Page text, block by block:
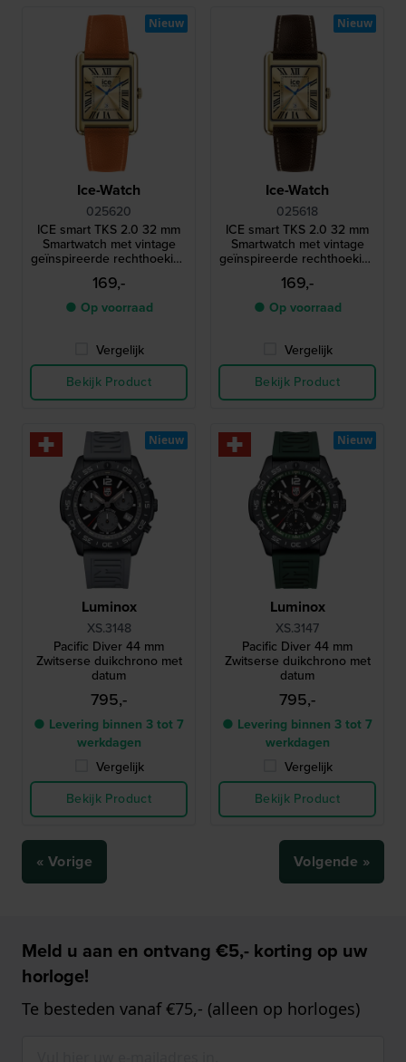
Ice-Watch
025620
ICE smart TKS 2.0 32 mm
Smartwatch met vintage
geïnspireerde rechthoekige
kast en 1,41" Amoled
touchscreen
169,-
● Op voorraad
Vergelijk
Bekijk Product
Nieuw
Ice-Watch
025618
ICE smart TKS 2.0 32 mm
Smartwatch met vintage
geïnspireerde rechthoekige
kast en 1,41" Amoled
touchscreen
169,-
● Op voorraad
Vergelijk
Bekijk Product
Nieuw
Luminox
XS.3148
Pacific Diver 44 mm
Zwitserse duikchrono met
datum
795,-
● Levering binnen 3 tot 7
werkdagen
Vergelijk
Bekijk Product
Nieuw
Luminox
XS.3147
Pacific Diver 44 mm
Zwitserse duikchrono met
datum
795,-
● Levering binnen 3 tot 7
werkdagen
Vergelijk
Bekijk Product
Nieuw
« Vorige Volgende »
Meld u aan en ontvang €5,- korting op uw
horloge!
Te besteden vanaf €75,- (alleen op horloges)